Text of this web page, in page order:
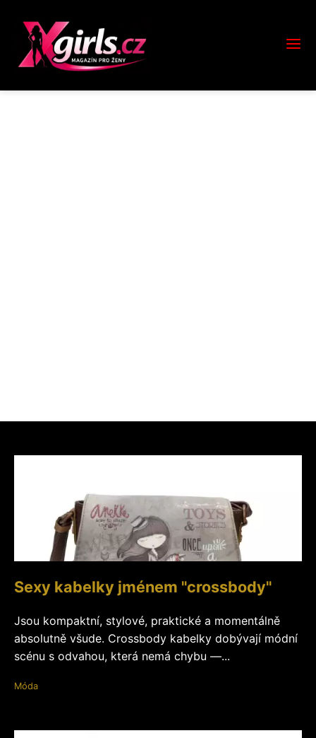
Sexy kabelky jménem "crossbody"
Jsou kompaktní, stylové, praktické a momentálně
absolutně všude. Crossbody kabelky dobývají módní
scénu s odvahou, která nemá chybu —...
Móda